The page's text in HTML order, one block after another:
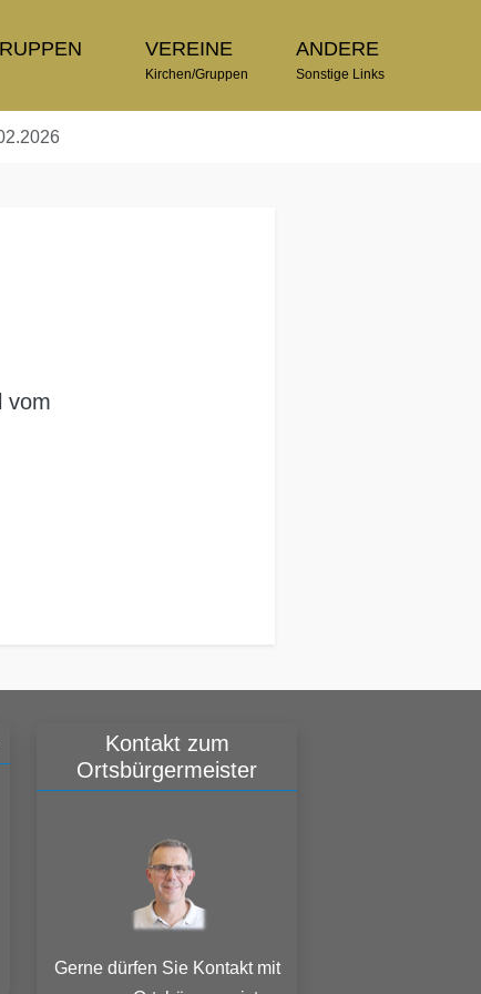
VEREINE
Kirchen/Gruppen
ANDERE
Sonstige Links
vom
Kontakt zum
Ortsbürgermeister
Gerne dürfen Sie Kontakt mit